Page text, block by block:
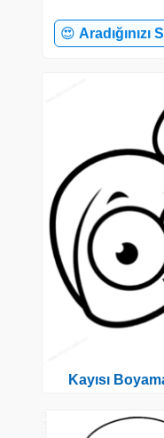
😍 Aradığınızı
Kayısı